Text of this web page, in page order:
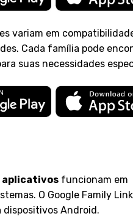
variam em
Cada família pode
suas necessidades
aplicativos funcionam em
O Google Family
dispositivos Android.